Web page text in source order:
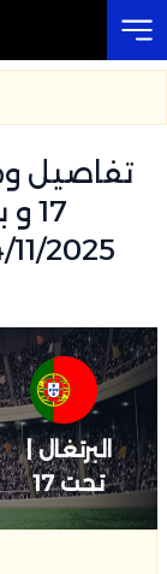
تفاصيل
البرتغال |
تحت 17